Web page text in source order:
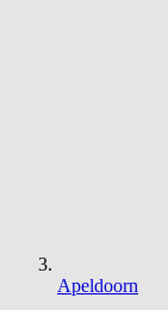
Apeldoorn